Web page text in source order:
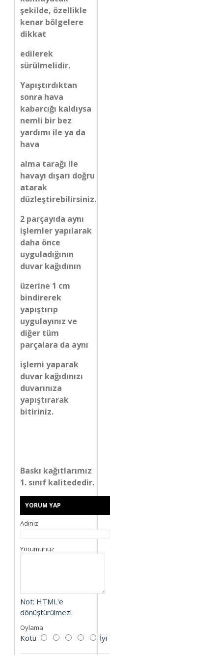
şekilde, özellikle
kenar bölgelere
dikkat
edilerek
sürülmelidir.
Yapıştırdıktan
sonra hava
kabarcığı kaldıysa
nemli bir bez
yardımı ile ya da
hava
alma tarağı ile
havayı dışarı doğru
atarak
düzleştirebilirsiniz.
2 parçayıda aynı
işlemler yapılarak
daha önce
uyguladığının
duvar kağıdının
üzerine 1 cm
bindirerek
yapıştırıp
uygulayınız ve
diğer tüm
parçalara da aynı
işlemi yaparak
duvar kağıdınızı
duvarınıza
yapıştırarak
bitiriniz.
Baskı kağıtlarımız
1. sınıf kalitededir.
YORUM YAP
Adınız
Yorumunuz
Not: HTML'e
dönüştürülmez!
Oylama
Kötü İyi